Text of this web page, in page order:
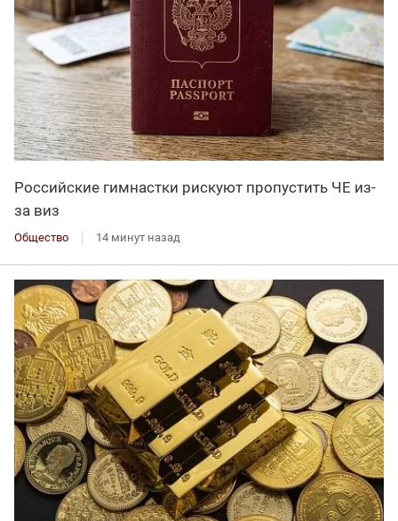
Российские гимнастки рискуют пропустить ЧЕ из-
за виз
Общество 14 минут назад